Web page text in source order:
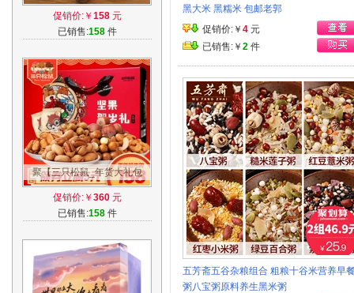
顶牛油小花曲奇饼干糕点零食
大礼包
促销价:￥ 158元
已销售:158件
聚【三只松鼠_年货大礼包
1550g】零食每日混合坚果组
合礼盒8袋 C
促销价:￥ 360元
已销售:158件
黑大米 黑糯米 包邮老郭
促销价:￥ 4 元
已销售:￥ 2 件
五芳斋五谷杂粮组合 粗粮十谷米营养早
粥八宝粥原料养生黑米粥